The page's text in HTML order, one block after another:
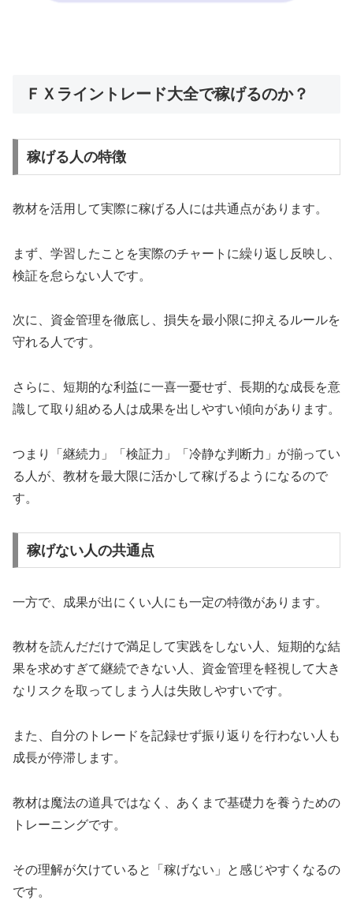
ＦＸライントレード大全で稼げるのか？
稼げる人の特徴
教材を活用して実際に稼げる人には共通点があります。
まず、学習したことを実際のチャートに繰り返し反映し、
検証を怠らない人です。
次に、資金管理を徹底し、損失を最小限に抑えるルールを
守れる人です。
さらに、短期的な利益に一喜一憂せず、長期的な成長を意
識して取り組める人は成果を出しやすい傾向があります。
つまり「継続力」「検証力」「冷静な判断力」が揃ってい
る人が、教材を最大限に活かして稼げるようになるので
す。
稼げない人の共通点
一方で、成果が出にくい人にも一定の特徴があります。
教材を読んだだけで満足して実践をしない人、短期的な結
果を求めすぎて継続できない人、資金管理を軽視して大き
なリスクを取ってしまう人は失敗しやすいです。
また、自分のトレードを記録せず振り返りを行わない人も
成長が停滞します。
教材は魔法の道具ではなく、あくまで基礎力を養うための
トレーニングです。
その理解が欠けていると「稼げない」と感じやすくなるの
です。